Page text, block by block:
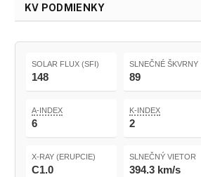
KV PODMIENKY
SOLAR FLUX (SFI)
148
SLNEČNÉ ŠKVRNY
89
A-INDEX
6
K-INDEX
2
X-RAY (ERUPCIE)
C1.0
SLNEČNÝ VIETOR
394.3 km/s